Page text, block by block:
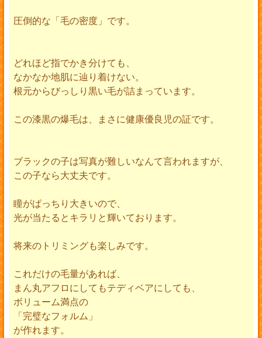
圧倒的な「毛の密度」です。
どれほど指でかき分けても、
なかなか地肌に辿り着けない。
根元からびっしり黒い毛が詰まっています。
この漆黒の爆毛は、まさに健康優良児の証です。
ブラックの子は写真が難しいなんて言われますが、
この子なら大丈夫です。
瞳がぱっちり大きいので、
光が当たるとキラリと輝いております。
将来のトリミングも楽しみです。
これだけの毛量があれば、
まん丸アフロにしてもテディベアにしても、
ボリューム満点の
「完璧なフォルム」
が作れます。